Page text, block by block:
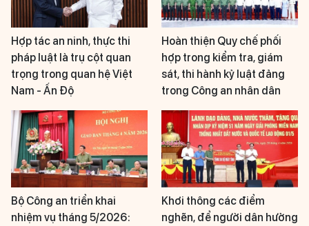
Hợp tác an ninh, thực thi
pháp luật là trụ cột quan
trọng trong quan hệ Việt
Nam - Ấn Độ
Hoàn thiện Quy chế phối
hợp trong kiểm tra, giám
sát, thi hành kỷ luật đảng
trong Công an nhân dân
Bộ Công an triển khai
nhiệm vụ tháng 5/2026:
Khơi thông các điểm
nghẽn, để người dân hưởng